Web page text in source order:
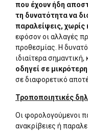
που έχουν ήδη
τη δυνατότητα να
παραλείψεις, χωρίς
εφόσον οι αλλαγές
προθεσμίας. Η
ιδιαίτερα
οδηγεί σε
σε διαφορετικό
Τροποποιητικές
Οι φορολογούμενοι
ανακρίβειες ή